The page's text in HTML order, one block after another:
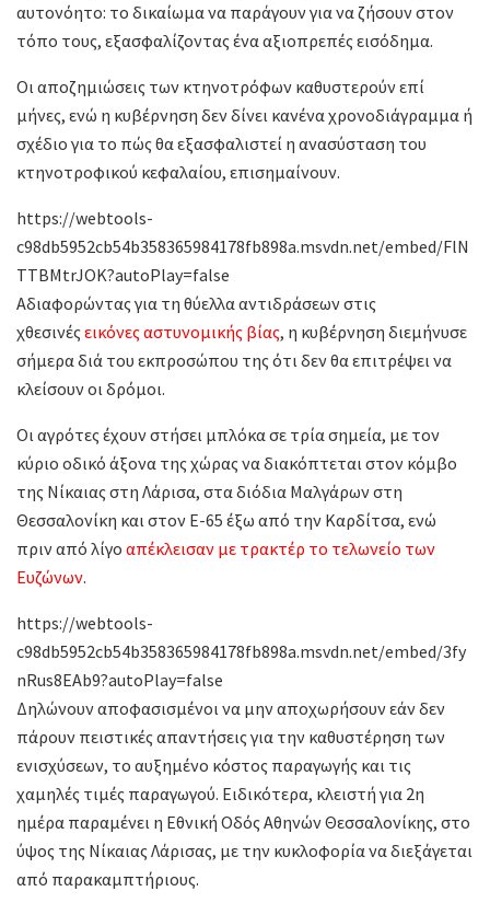
αυτονόητο: το δικαίωμα να παράγουν για να ζήσουν στον
τόπο τους, εξασφαλίζοντας ένα αξιοπρεπές εισόδημα.
Οι αποζημιώσεις των κτηνοτρόφων καθυστερούν επί
μήνες, ενώ η κυβέρνηση δεν δίνει κανένα χρονοδιάγραμμα ή
σχέδιο για το πώς θα εξασφαλιστεί η ανασύσταση του
κτηνοτροφικού κεφαλαίου, επισημαίνουν.
https://webtools-
c98db5952cb54b358365984178fb898a.msvdn.net/embed/FlN
TTBMtrJOK?autoPlay=false
Αδιαφορώντας για τη θύελλα αντιδράσεων στις
χθεσινέςεικόνες αστυνομικής βίας, η κυβέρνηση διεμήνυσε
σήμερα διά του εκπροσώπου της ότι δεν θα επιτρέψει να
κλείσουν οι δρόμοι.
Οι αγρότες έχουν στήσει μπλόκα σε τρία σημεία, με τον
κύριο οδικό άξονα της χώρας να διακόπτεται στον κόμβο
της Νίκαιας στη Λάρισα, στα διόδια Μαλγάρων στη
Θεσσαλονίκη και στον Ε-65 έξω από την Καρδίτσα, ενώ
πριν από λίγο απέκλεισαν με τρακτέρ το τελωνείο των
Ευζώνων.
https://webtools-
c98db5952cb54b358365984178fb898a.msvdn.net/embed/3fy
nRus8EAb9?autoPlay=false
Δηλώνουν αποφασισμένοι να μην αποχωρήσουν εάν δεν
πάρουν πειστικές απαντήσεις για την καθυστέρηση των
ενισχύσεων, το αυξημένο κόστος παραγωγής και τις
χαμηλές τιμές παραγωγού. Ειδικότερα, κλειστή για 2η
ημέρα παραμένει η Εθνική Οδός Αθηνών Θεσσαλονίκης, στο
ύψος της Νίκαιας Λάρισας, με την κυκλοφορία να διεξάγεται
από παρακαμπτήριους.